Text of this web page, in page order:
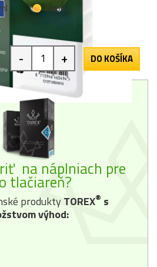
1 bod
- + DO KOŠÍKA
na náplniach pre
tlačiareň?
produktyTOREX® s
výhod: